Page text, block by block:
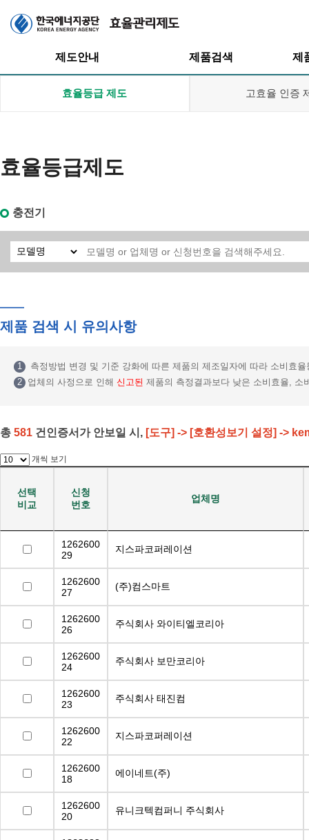
제도안내
효율관리제도
프로그램
제품검색 제
효율등급 제도 고효율 인증
효율등급제도
충전기
제품 검색 시 유의사항
1
측정방법 변경 및 기준 강화에 따른 제품의 제조일자에 따라 소비효
2 업체의 사정으로 인해 신고된 제품의 측정결과보다 낮은 소비효율, 소
총 581 건 인증서가 안보일 시, [도구] -> [호환성보기 설정] ->
개씩 보기
선택
비교
신청
번호
업체명
1262600
29
지스파코퍼레이션
1262600
27
(주)컴스마트
1262600
26
주식회사 와이티엘코리아
1262600
24
주식회사 보만코리아
1262600
23
주식회사 태진컴
1262600
22
지스파코퍼레이션
1262600
18
에이네트(주)
1262600
20
유니크텍컴퍼니 주식회사